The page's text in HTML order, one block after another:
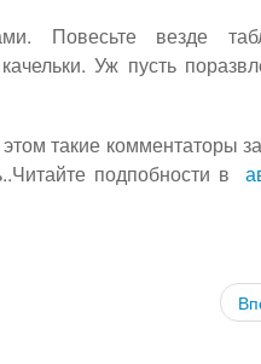
Повесьте везде
Уж пусть
такие комментаторы
..Читайте подпобности в